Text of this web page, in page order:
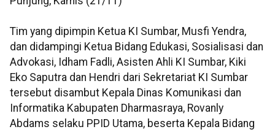
Tim yang dipimpin Ketua KI Sumbar, Musfi Yendra,
dan didampingi Ketua Bidang Edukasi, Sosialisasi dan
Advokasi, Idham Fadli, Asisten Ahli KI Sumbar, Kiki
Eko Saputra dan Hendri dari Sekretariat KI Sumbar
tersebut disambut Kepala Dinas Komunikasi dan
Informatika Kabupaten Dharmasraya, Rovanly
Abdams selaku PPID Utama, beserta Kepala Bidang